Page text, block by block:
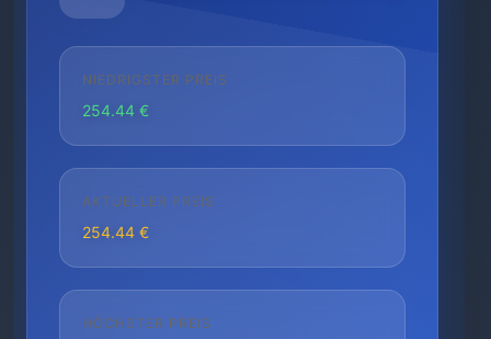
NIEDRIGSTER PREIS
254.44 €
AKTUELLER PREIS
254.44 €
HÖCHSTER PREIS